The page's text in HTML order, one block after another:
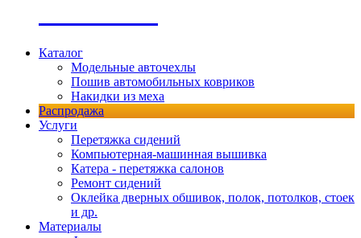
Каталог
Модельные авточехлы
Пошив автомобильных ковриков
Накидки из меха
Распродажа
Услуги
Перетяжка сидений
Компьютерная-машинная вышивка
Катера - перетяжка салонов
Ремонт сидений
Оклейка дверных обшивок, полок, потолков, стоек
и др.
Материалы